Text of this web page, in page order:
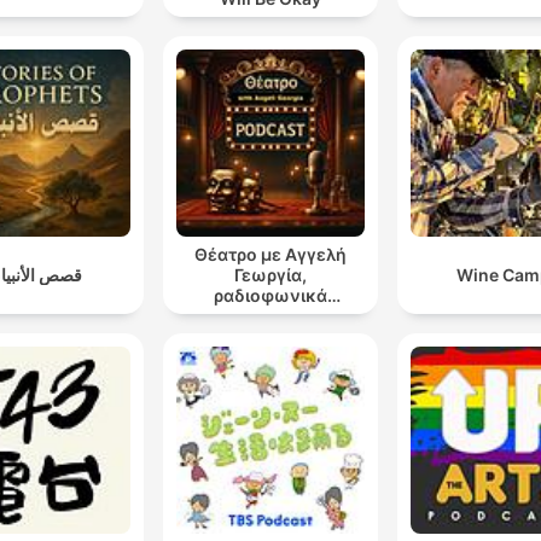
قصص
Θέατρο με Αγγελή
Γεωργία,
ραδιοφωνικά
θεατρικά έργα
Wine